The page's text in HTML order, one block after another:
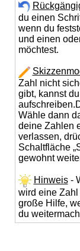
du einen
wenn du
und einen
möchtest.
Zahl nicht
gibt, kannst
Wähle dann
deine Zahlen
verlassen,
Schaltfläche
gewohnt
Hinweis-
wird eine
große Hilfe,
du